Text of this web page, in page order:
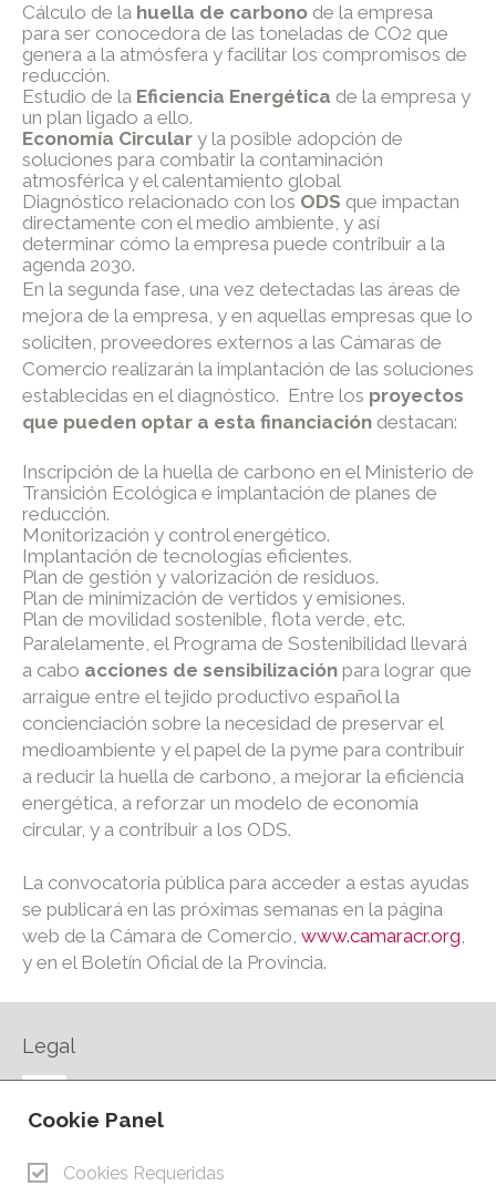
Cálculo de la huella de carbono de la empresa
para ser conocedora de las toneladas de CO2 que
genera a la atmósfera y facilitar los compromisos de
reducción.
Estudio de la Eficiencia Energética de la empresa y
un plan ligado a ello.
Economía Circular y la posible adopción de
soluciones para combatir la contaminación
atmosférica y el calentamiento global
Diagnóstico relacionado con los ODS que impactan
directamente con el medio ambiente, y así
determinar cómo la empresa puede contribuir a la
agenda 2030.
En la segunda fase, una vez detectadas las áreas de
mejora de la empresa, y en aquellas empresas que lo
soliciten, proveedores externos a las Cámaras de
Comercio realizarán la implantación de las soluciones
establecidas en el diagnóstico. Entre los proyectos
que pueden optar a esta financiación destacan:
Inscripción de la huella de carbono en el Ministerio de
Transición Ecológica e implantación de planes de
reducción.
Monitorización y control energético.
Implantación de tecnologías eficientes.
Plan de gestión y valorización de residuos.
Plan de minimización de vertidos y emisiones.
Plan de movilidad sostenible, flota verde, etc.
Paralelamente, el Programa de Sostenibilidad llevará
a cabo acciones de sensibilización para lograr que
arraigue entre el tejido productivo español la
concienciación sobre la necesidad de preservar el
medioambiente y el papel de la pyme para contribuir
a reducir la huella de carbono, a mejorar la eficiencia
energética, a reforzar un modelo de economía
circular, y a contribuir a los ODS.
La convocatoria pública para acceder a estas ayudas
se publicará en las próximas semanas en la página
web de la Cámara de Comercio, www.camaracr.org
y en el Boletín Oficial de la Provincia.
Legal
AVISO LEGAL
CONTACTO
Cookie Panel
Cookies Requeridas